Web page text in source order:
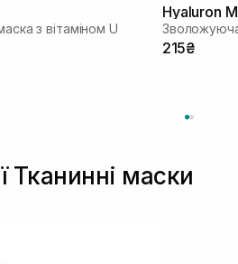
з вітаміном U
Hyaluron
215₴
Тканинні маски